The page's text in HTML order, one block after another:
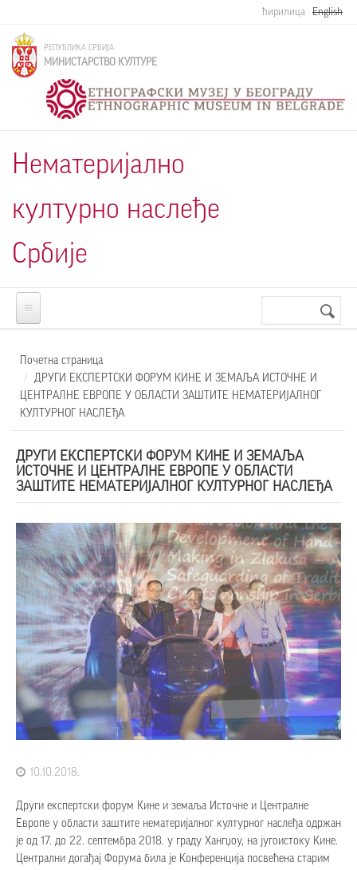
ћирилица English
РЕПУБЛИКА СРБИЈА
МИНИСТАРСТВО КУЛТУРЕ
Нематеријално
културно наслеђе
Србије
Почетна страница
ДРУГИ ЕКСПЕРТСКИ ФОРУМ КИНЕ И ЗЕМАЉА ИСТОЧНЕ И
ЦЕНТРАЛНЕ ЕВРОПЕ У ОБЛАСТИ ЗАШТИТЕ НЕМАТЕРИЈАЛНОГ
КУЛТУРНОГ НАСЛЕЂА
ДРУГИ ЕКСПЕРТСКИ ФОРУМ КИНЕ И ЗЕМАЉА
ИСТОЧНЕ И ЦЕНТРАЛНЕ ЕВРОПЕ У ОБЛАСТИ
ЗАШТИТЕ НЕМАТЕРИЈАЛНОГ КУЛТУРНОГ НАСЛЕЂА
10.10.2018.
Други експертски форум Кине и земаља Источне и Централне
Европе у области заштите нематеријалног културног наслеђа одржан
је од 17. до 22. септембра 2018. у граду Хангџоу, на југоистоку Кине.
Централни догађај Форума била је Конференција посвећена старим